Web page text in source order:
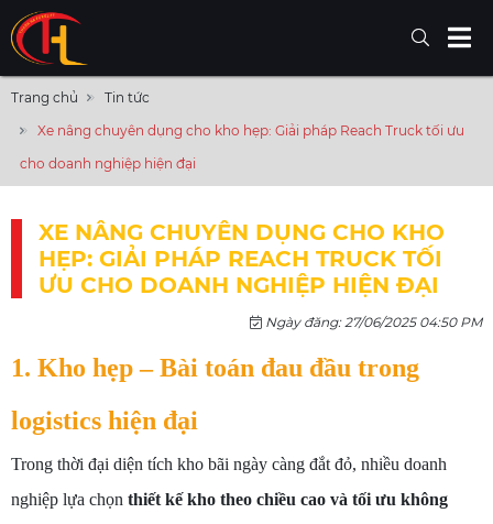
Trang chủ
Tin tức
Xe nâng chuyên dụng cho kho hẹp: Giải pháp Reach Truck tối ưu
cho doanh nghiệp hiện đại
XE NÂNG CHUYÊN DỤNG CHO KHO
HẸP: GIẢI PHÁP REACH TRUCK TỐI
ƯU CHO DOANH NGHIỆP HIỆN ĐẠI
Ngày đăng: 27/06/2025 04:50 PM
1. Kho hẹp – Bài toán đau đầu trong
logistics hiện đại
Trong thời đại diện tích kho bãi ngày càng đắt đỏ, nhiều doanh
nghiệp lựa chọn thiết kế kho theo chiều cao và tối ưu không